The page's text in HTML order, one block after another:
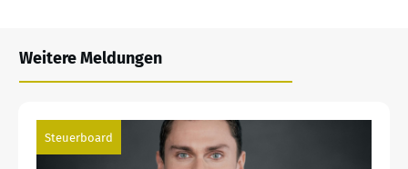
Weitere Meldungen
Steuerboard